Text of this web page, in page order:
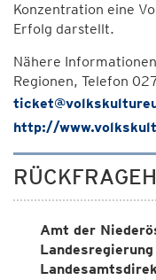
Konzentration eine
Erfolg darstellt.
Nähere
Regionen, Telefon
http://
Amt der
Landesregierung